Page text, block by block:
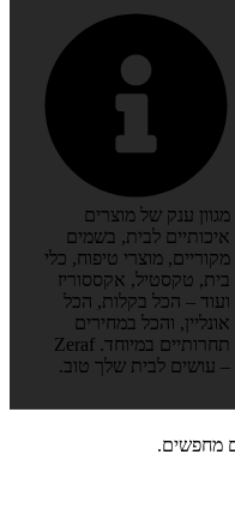
מגוון ענק של מוצרים
איכותיים לבית, בשמים
מקוריים, מוצרי טיפוח, כלי
בית, טקסטיל, אקססוריז
ועוד – הכל בקלות, הכל
אונליין, והכל במחירים
תחרותיים במיוחד. Zeraf
– עושים לבית שלך טוב.
מחפשים.